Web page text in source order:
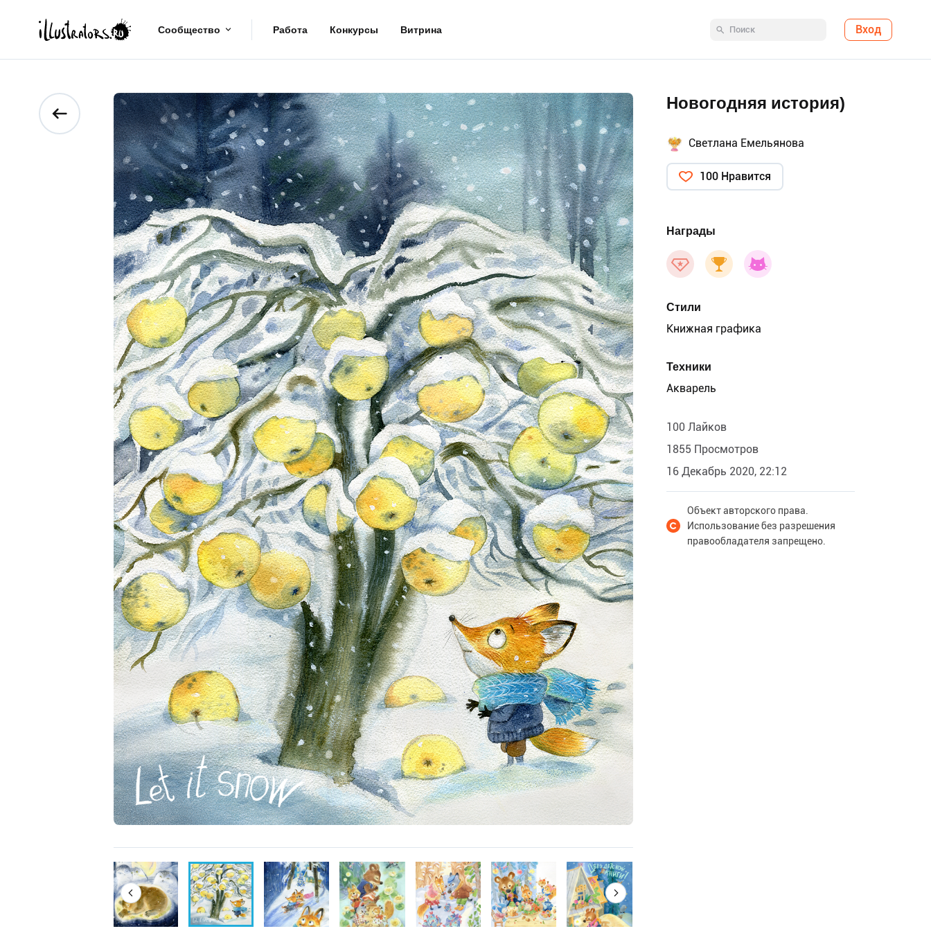
Сообщество Работа Конкурсы Витрина Вход
Новогодняя история)
Светлана Емельянова
100 Нравится
Награды
Стили
Книжная графика
Техники
Акварель
100 Лайков
1855 Просмотров
16 Декабрь 2020, 22:12
Объект авторского права.
Использование без разрешения
правообладателя запрещено.